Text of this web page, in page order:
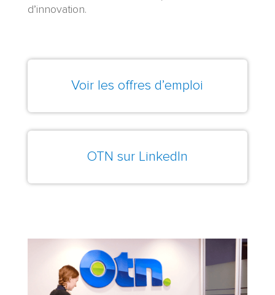
d’innovation.
Voir les offres d’emploi
OTN sur LinkedIn